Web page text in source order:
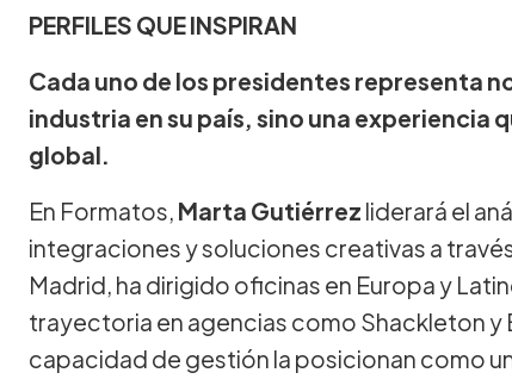
PERFILES QUE INSPIRAN
Cada uno de los presidentes representa
industria en su país, sino una experiencia
global.
En Formatos, Marta Gutiérrez liderará el
integraciones y soluciones creativas a
Madrid, ha dirigido oficinas en Europa y
trayectoria en agencias como Shackleton y
capacidad de gestión la posicionan como